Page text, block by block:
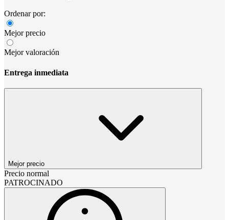
Ordenar por:
Mejor precio
Mejor valoración
Entrega inmediata
Mejor precio
Precio normal
PATROCINADO